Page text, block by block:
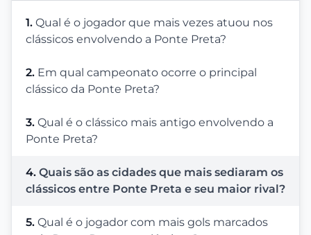
1. Qual é o jogador que mais vezes atuou nos
clássicos envolvendo a Ponte Preta?
2. Em qual campeonato ocorre o principal
clássico da Ponte Preta?
3. Qual é o clássico mais antigo envolvendo a
Ponte Preta?
4. Quais são as cidades que mais sediaram os
clássicos entre Ponte Preta e seu maior rival?
5. Qual é o jogador com mais gols marcados